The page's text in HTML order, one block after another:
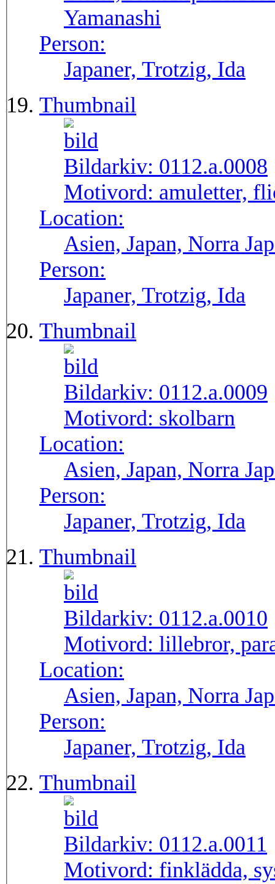
Yamanashi
Person:
Japaner, Trotzig, Ida
Thumbnail
Bildarkiv: 0112.a.0008
Motivord: amuletter,
Location:
Asien, Japan, Norra
Person:
Japaner, Trotzig, Ida
Thumbnail
Bildarkiv: 0112.a.0009
Motivord: skolbarn
Location:
Asien, Japan, Norra
Person:
Japaner, Trotzig, Ida
Thumbnail
Bildarkiv: 0112.a.0010
Motivord: lillebror,
Location:
Asien, Japan, Norra
Person:
Japaner, Trotzig, Ida
Thumbnail
Bildarkiv: 0112.a.0011
Motivord: finklädda,